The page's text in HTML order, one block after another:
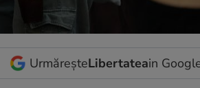
UrmăreșteLibertateain